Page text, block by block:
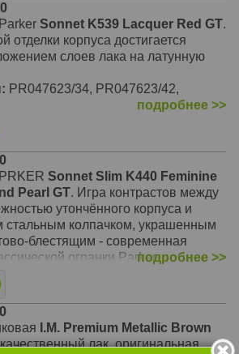
Sonnet K539 Lacquer Red GT.
отделки корпуса достигается
слоев лака на латунную
PR047623/34, PR047623/42,
подробнее >>
Sonnet Slim K440 Feminine
Pearl GT. Игра контрастов между
утончённого корпуса и
стальным колпачком, украшенным
блестящим - современная
огранки Parker.подробнее >>
I.M. Premium Metallic Brown
лак, оригинальная